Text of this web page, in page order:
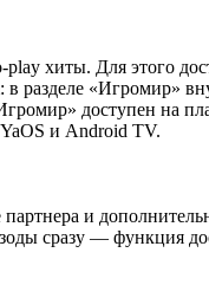
хиты. Для этого
в разделе «Игромир»
доступен на
и Android TV.
и
сразу — функция